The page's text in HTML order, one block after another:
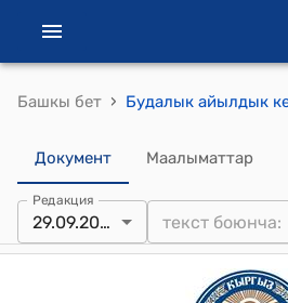
Башкы бет ›
Документ Маалыматтар
Редакция
29.09.2016